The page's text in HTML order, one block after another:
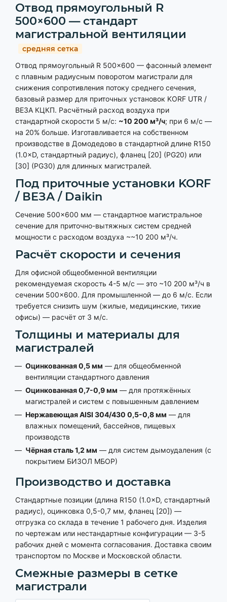
Отвод прямоугольный R
500×600 — стандарт
магистральной вентиляции
средняя сетка
Отвод прямоугольный R 500×600 — фасонный элемент
с плавным радиусным поворотом магистрали для
снижения сопротивления потоку среднего сечения,
базовый размер для приточных установок KORF UTR /
ВЕЗА КЦКП. Расчётный расход воздуха при
стандартной скорости 5 м/с: ~10 200 м³/ч; при 6 м/с —
на 20% больше. Изготавливается на собственном
производстве в Домодедово в стандартной длине R150
(1.0×D, стандартный радиус), фланец [20] (PG20) или
[30] (PG30) для длинных магистралей.
Под приточные установки KORF
/ ВЕЗА / Daikin
Сечение 500×600 мм — стандартное магистральное
сечение для приточно-вытяжных систем средней
мощности с расходом воздуха ~~10 200 м³/ч.
Расчёт скорости и сечения
Для офисной общеобменной вентиляции
рекомендуемая скорость 4-5 м/с — это ~10 200 м³/ч в
сечении 500×600. Для промышленной — до 6 м/с. Если
требуется снизить шум (жилые, медицинские, тихие
офисы) — расчёт от 3 м/с.
Толщины и материалы для
магистралей
Оцинкованная 0,5 мм — для общеобменной
вентиляции стандартного давления
Оцинкованная 0,7-0,9 мм — для протяжённых
магистралей и систем с повышенным давлением
Нержавеющая AISI 304/430 0,5-0,8 мм — для
влажных помещений, бассейнов, пищевых
производств
Чёрная сталь 1,2 мм — для систем дымоудаления (с
покрытием БИЗОЛ МБОР)
Производство и доставка
Стандартные позиции (длина R150 (1.0×D, стандартный
радиус), оцинковка 0,5-0,7 мм, фланец [20]) —
отгрузка со склада в течение 1 рабочего дня. Изделия
по чертежам или нестандартные конфигурации — 3-5
рабочих дней с момента согласования. Доставка своим
транспортом по Москве и Московской области.
Смежные размеры в сетке
магистрали